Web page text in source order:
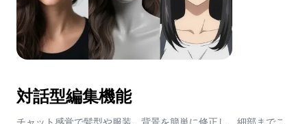
対話型編集機能
チャット感覚で髪型や服装、背景を簡単に修正し、細部までこ